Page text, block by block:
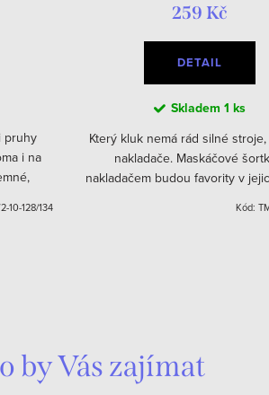
pruhy
i na
10-128/134
259 Kč
DETAIL
Skladem 1 ks
Který kluk nemá rád silné
nakladače. Maskáčové
nakladačem budou favority v
zip a v pase funkční...
Kód:
by Vás zajímat